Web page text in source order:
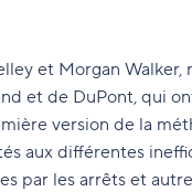
et Morgan
et de DuPont, qui
version de la
aux différentes
par les arrêts et